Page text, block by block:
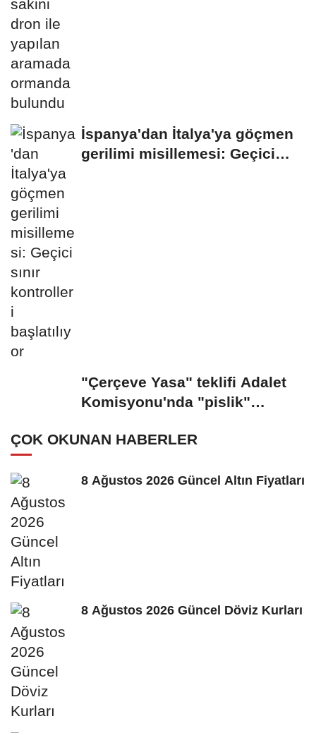
İspanya'dan İtalya'ya göçmen
gerilimi misillemesi: Geçici
"Çerçeve Yasa" teklifi Adalet
Komisyonu'nda "pislik"
ÇOK OKUNAN HABERLER
8 Ağustos 2026 Güncel Altın Fiyatları
8 Ağustos 2026 Güncel Döviz Kurları